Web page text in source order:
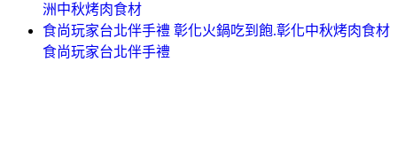
洲中秋烤肉食材
食尚玩家台北伴手禮 彰化火鍋吃到飽.彰化中秋烤肉食材
食尚玩家台北伴手禮